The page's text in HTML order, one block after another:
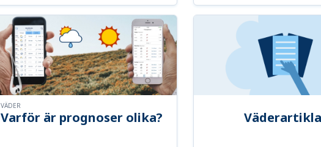
Varför är prognoser olika?
VÄDER